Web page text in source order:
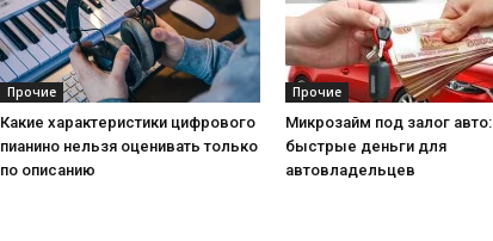
Прочие
Какие характеристики цифрового
пианино нельзя оценивать только
по описанию
Прочие
Микрозайм под залог авто:
быстрые деньги для
автовладельцев